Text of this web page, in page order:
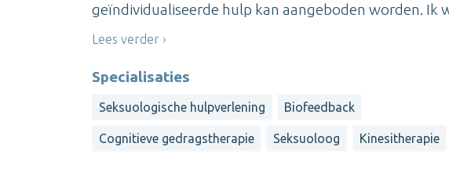
geïndividualiseerde hulp kan aangeboden worden. Ik
Lees verder
Specialisaties
Seksuologische hulpverlening Biofeedback
Cognitieve gedragstherapie Seksuoloog Kinesitherapie